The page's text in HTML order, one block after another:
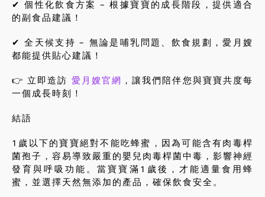
✔ 個性化飲食方案 – 根據寶寶的成長階段，提供適合
的副食品建議！
✔ 全天候支持 – 無論是哺乳問題、飲食規劃，愛月嫂
都能提供貼心建議！
👉 立即造訪 愛月嫂官網 ，讓我們陪伴您與寶寶共度每
一個成長時刻！
結語
1歲以下的寶寶絕對不能吃蜂蜜，因為可能含有肉毒桿
菌孢子，容易導致嚴重的嬰兒肉毒桿菌中毒，影響神經
發育與呼吸功能。當寶寶滿1歲後，才能適量食用蜂
蜜，並選擇天然無添加的產品，確保飲食安全。